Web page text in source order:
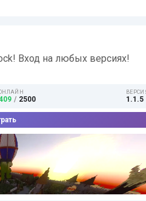
Вход на любых версиях!
/ 2500 1.1.5